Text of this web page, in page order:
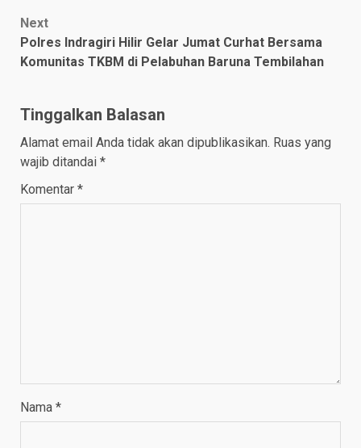
Next
Polres Indragiri Hilir Gelar Jumat Curhat Bersama
Komunitas TKBM di Pelabuhan Baruna Tembilahan
Tinggalkan Balasan
Alamat email Anda tidak akan dipublikasikan. Ruas yang
wajib ditandai *
Komentar *
Nama *